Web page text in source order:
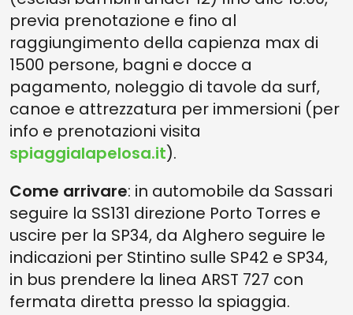
previa prenotazione e fino al
raggiungimento della capienza max di
1500 persone, bagni e docce a
pagamento, noleggio di tavole da surf,
canoe e attrezzatura per immersioni (per
info e prenotazioni visita
spiaggialapelosa.it).
Come arrivare: in automobile da Sassari
seguire la SS131 direzione Porto Torres e
uscire per la SP34, da Alghero seguire le
indicazioni per Stintino sulle SP42 e SP34,
in bus prendere la linea ARST 727 con
fermata diretta presso la spiaggia.